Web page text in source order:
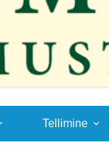
Tellimine